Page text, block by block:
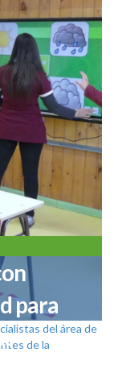
para
del área de
de la